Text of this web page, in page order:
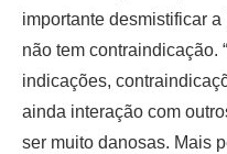
importante desmistificar
não tem contraindicação.
indicações,
ainda interação com
ser muito danosas. Mais